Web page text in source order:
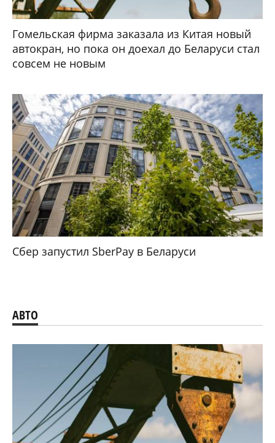
Гомельская фирма заказала из Китая новый
автокран, но пока он доехал до Беларуси стал
совсем не новым
Сбер запустил SberPay в Беларуси
АВТО